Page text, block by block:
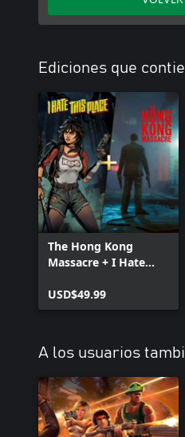
Ediciones que
The Hong Kong
Massacre + I Hate
USD$49.99
A los usuarios